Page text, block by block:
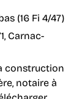
(16 Fi 4/47)
Carnac-
construction
notaire à